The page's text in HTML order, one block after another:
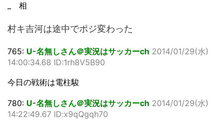
_ 相
村キ吉河は途中でポジ変わった
765: U-名無しさん＠実況はサッカーch 2014/01/29(水)
14:00:34.68 ID:1rh8V5B90
今日の戦術は電柱駿
780: U-名無しさん＠実況はサッカーch 2014/01/29(水)
14:22:49.67 ID:x9qQgqh70